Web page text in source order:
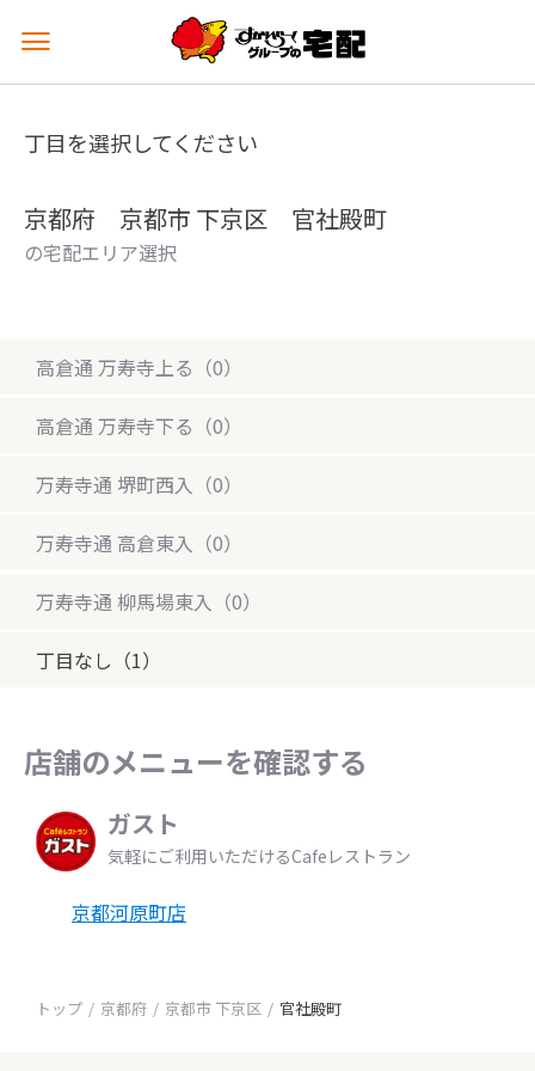
メ
ュ
を
丁目を選択してください
京都府 京都市 下京区 官社殿町
の宅配エリア選択
高倉通 万寿寺上る（0）
高倉通 万寿寺下る（0）
万寿寺通 堺町西入（0）
万寿寺通 高倉東入（0）
万寿寺通 柳馬場東入（0）
丁目なし（1）
店舗のメニューを確認する
ガスト
気軽にご利用いただけるCafeレストラン
京都河原町店
トップ 京都府 京都市 下京区 官社殿町